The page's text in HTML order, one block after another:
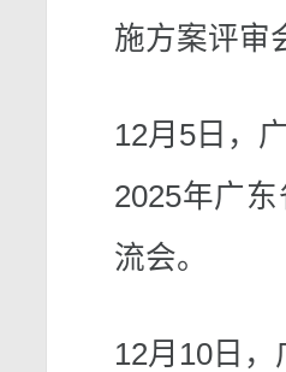
施方案评审
12月5日，
2025年广
流会。
12月10日